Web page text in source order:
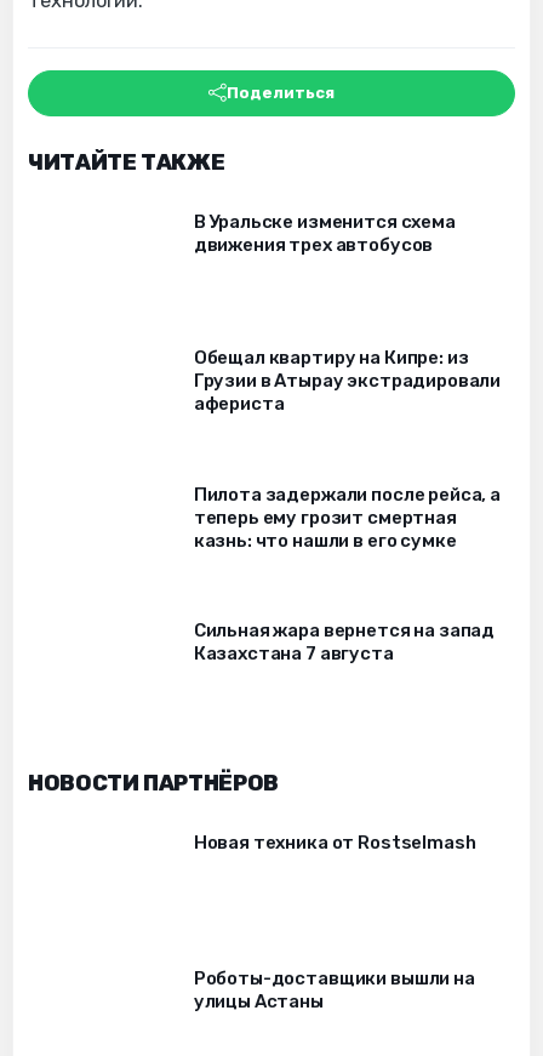
Поделиться
ЧИТАЙТЕ ТАКЖЕ
В Уральске изменится схема
движения трех автобусов
Обещал квартиру на Кипре: из
Грузии в Атырау экстрадировали
афериста
Пилота задержали после рейса, а
теперь ему грозит смертная
казнь: что нашли в его сумке
Сильная жара вернется на запад
Казахстана 7 августа
НОВОСТИ ПАРТНЁРОВ
Новая техника от Rostselmash
Роботы-доставщики вышли на
улицы Астаны